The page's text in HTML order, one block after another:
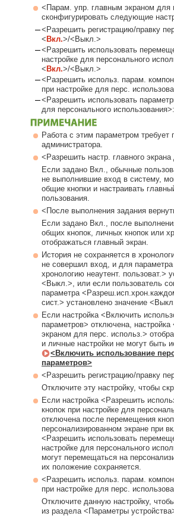
<Парам. упр. главным экраном для
сконфигурировать следующие
<Разрешить регистрацию/правку
<Вкл.>/<Выкл.>
<Разрешить использовать
настройке для персонального
<Вкл.>/<Выкл.>
<Разрешить использ. парам.
при настройке для перс.
<Разрешить использовать
для персонального
Работа с этим параметром требует
администратора.
<Разрешить настр. главного
Если задано Вкл., обычные
не выполнившие вход в систему,
общие кнопки и настраивать
пользования.
<После выполнения задания
Если задано Вкл., после
общих кнопок, личных кнопок или
отображаться главный экран.
История не сохраняется в
не совершил вход, и для
хронологию неаутент. пользоват.>
<Выкл.>, или если пользователь
параметра
сист.> установлено значение
Если настройка <Включить
параметров> отключена,
экраном для перс. использ.>
и личные настройки не могут быть
<Включить использование
параметров>
<Разрешить регистрацию/правку
Отключите эту настройку, чтобы
Если настройка <Разрешить
кнопок при настройке для
отключена после перемещения
персонализированном экране при
<Разрешить использовать
настройке для персонального
могут перемещаться на
их положение сохраняется.
<Разрешить использ. парам.
при настройке для перс.
Отключите данную настройку,
из раздела <Параметры